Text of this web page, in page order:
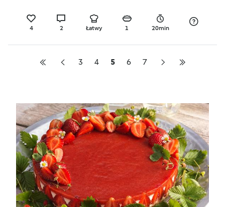
4 2 Łatwy 1 20min
3 4 5 6 7